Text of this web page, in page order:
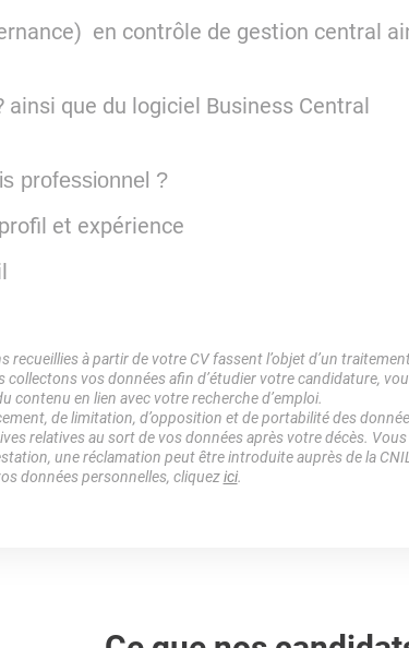
en contrôle de gestion central
que du logiciel Business Central
professionnel ?
et expérience
à partir de votre CV fassent l’objet d’un
vos données afin d’étudier votre candidature,
en lien avec votre recherche d’emploi.
de limitation, d’opposition et de portabilité des
relatives au sort de vos données après votre décès. Vous
une réclamation peut être introduite auprès de la
données personnelles, cliquezici.